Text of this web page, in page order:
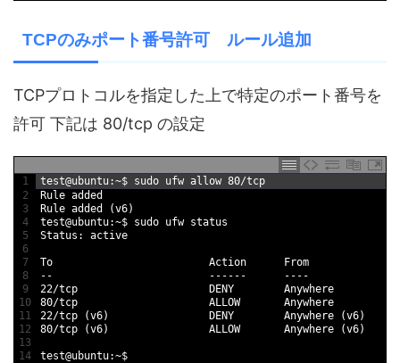
TCPのみポート番号許可 ルール追加
TCPプロトコルを指定した上で特定のポート番号を
許可 下記は 80/tcp の設定
1
2
3
4
5
6
7
8
9
10
11
12
13
14
test@ubuntu:~$ sudo ufw allow 80/tcp
Rule added
Rule added (v6)
test@ubuntu:~$ sudo ufw status
Status : active
To Action
From
--
-- -- -- -- --
22/tcp DENY Anywhere
80/tcp ALLOW Anywhere
22/tcp (v6) DENY Anywhere (v6)
80/tcp (v6) ALLOW Anywhere (v6)
test@ubuntu:~$